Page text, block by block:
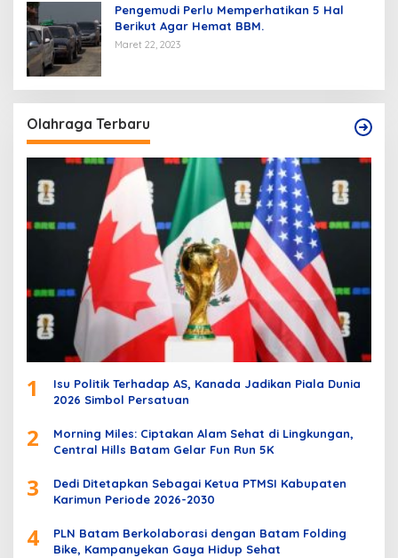
Pengemudi Perlu Memperhatikan 5 Hal
Berikut Agar Hemat BBM.
Maret 22, 2023
Olahraga Terbaru
1
Isu Politik Terhadap AS, Kanada Jadikan Piala Dunia
2026 Simbol Persatuan
2
Morning Miles: Ciptakan Alam Sehat di Lingkungan,
Central Hills Batam Gelar Fun Run 5K
3
Dedi Ditetapkan Sebagai Ketua PTMSI Kabupaten
Karimun Periode 2026-2030
4
PLN Batam Berkolaborasi dengan Batam Folding
Bike, Kampanyekan Gaya Hidup Sehat